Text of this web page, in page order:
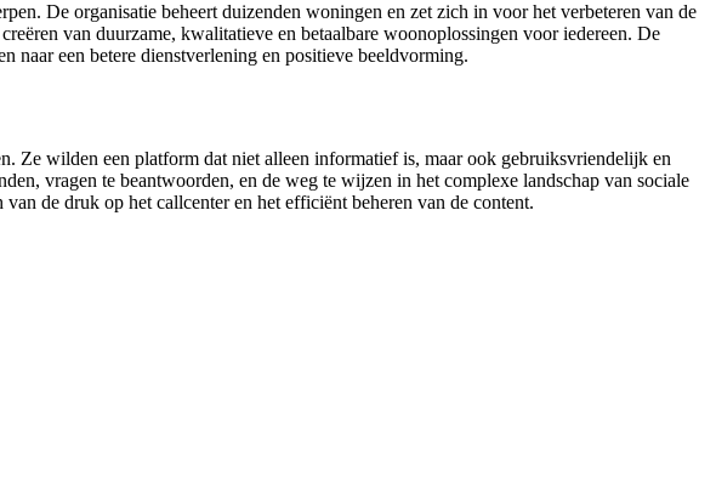
De organisatie beheert duizenden woningen en zet zich in voor het verbeteren van de
van duurzame, kwalitatieve en betaalbare woonoplossingen voor iedereen. De
een betere dienstverlening en positieve beeldvorming.
Ze wilden een platform dat niet alleen informatief is, maar ook gebruiksvriendelijk en
vragen te beantwoorden, en de weg te wijzen in het complexe landschap van sociale
de druk op het callcenter en het efficiënt beheren van de content.